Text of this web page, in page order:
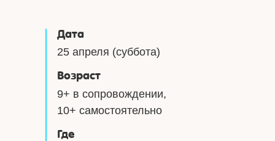
Где
Возраст
Дата
9+ в сопровождении,
10+ самостоятельно
25 апреля (суббота)